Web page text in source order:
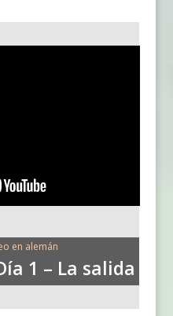
en alemán
1 – La salida